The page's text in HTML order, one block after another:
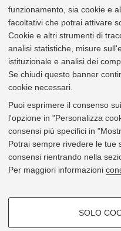
funzionamento, sia cookie e
facoltativi che potrai attivare
Cookie e altri strumenti di
analisi statistiche, misure
istituzionale e analisi dei
Se chiudi questo banner
cookie necessari.
Puoi esprimere il consenso
l'opzione in "Personalizza
consensi più specifici in
Potrai sempre rivedere le tue
consensi rientrando nella
Per maggiori informazioni
COOKIE DI
SOLO
Decreto Rettoralen° 2343 del 10/
n° 1736 del 12/12/2024
Tipologia:
Relativo a:
Procedimento amministrativo e
Utile per:
Studente
Docente
Personale
Impresa e altri soggetti terzi
SSRD - Staff Rettore e